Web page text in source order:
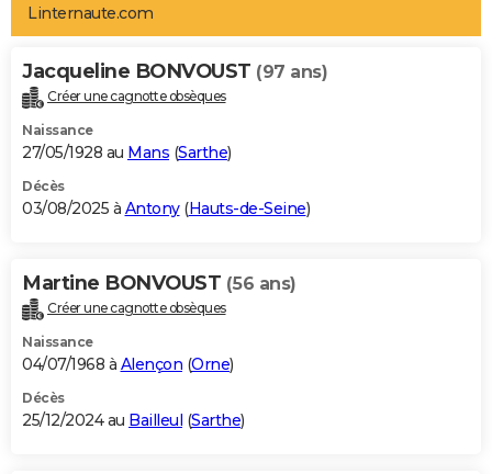
Art de vivre
Bien-être
Loisirs
Mode
Modes de vie
Alimentation
Guide de la santé
Maladies
Médicaments
Sommeil
VOYAGE
Destinations
City break
Voyage nature
Voyage de noces
Forum
Climat
+PHOTO
GUIDES D'ACHAT
BONS PLANS
Carte de Noël
Carte Bonne année
Carte Saint-Valentin
Carte Pâques
Carte d'anniversaire
DICTIONNAIRE
Dictionnaire
Biographies
Citations
Expressions
Proverbes
PROGRAMME TV
S'inscrire
Se connecter
Lycées
Collèges
Primaires
Universités
Entreprises
Service militaire
Avis de recherche
AVIS DE DÉCÈS
Linternaute.com
Jacqueline BONVOUST (97 ans)
Créer une cagnotte obsèques
Naissance
27/05/1928 au Mans (Sarthe)
Décès
03/08/2025 à Antony(Hauts-de-Seine)
Martine BONVOUST (56 ans)
Créer une cagnotte obsèques
Naissance
04/07/1968 à Alençon (Orne)
Décès
25/12/2024 au Bailleul (Sarthe)